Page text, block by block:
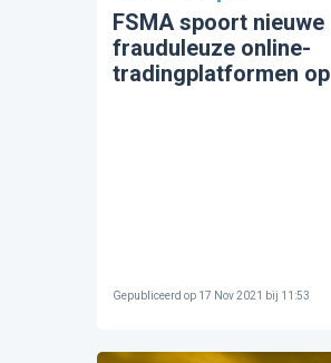
FSMA spoort nieuwe
frauduleuze online-
tradingplatformen op
Gepubliceerd op17 Nov 2021 bij 11:53